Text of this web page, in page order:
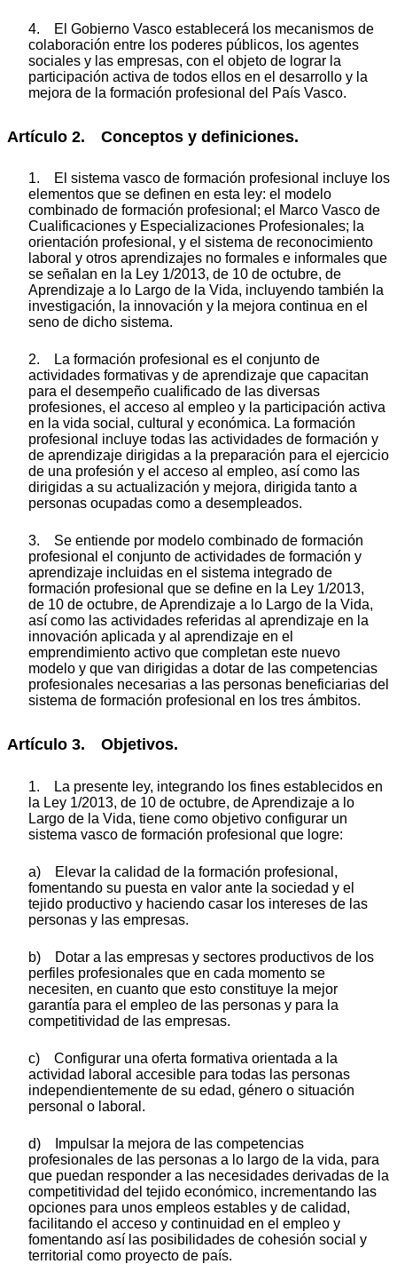
4. El Gobierno Vasco establecerá los mecanismos de
colaboración entre los poderes públicos, los agentes
sociales y las empresas, con el objeto de lograr la
participación activa de todos ellos en el desarrollo y la
mejora de la formación profesional del País Vasco.
Artículo 2. Conceptos y definiciones.
1. El sistema vasco de formación profesional incluye los
elementos que se definen en esta ley: el modelo
combinado de formación profesional; el Marco Vasco de
Cualificaciones y Especializaciones Profesionales; la
orientación profesional, y el sistema de reconocimiento
laboral y otros aprendizajes no formales e informales que
se señalan en la Ley 1/2013, de 10 de octubre, de
Aprendizaje a lo Largo de la Vida, incluyendo también la
investigación, la innovación y la mejora continua en el
seno de dicho sistema.
2. La formación profesional es el conjunto de
actividades formativas y de aprendizaje que capacitan
para el desempeño cualificado de las diversas
profesiones, el acceso al empleo y la participación activa
en la vida social, cultural y económica. La formación
profesional incluye todas las actividades de formación y
de aprendizaje dirigidas a la preparación para el ejercicio
de una profesión y el acceso al empleo, así como las
dirigidas a su actualización y mejora, dirigida tanto a
personas ocupadas como a desempleados.
3. Se entiende por modelo combinado de formación
profesional el conjunto de actividades de formación y
aprendizaje incluidas en el sistema integrado de
formación profesional que se define en la Ley 1/2013,
de 10 de octubre, de Aprendizaje a lo Largo de la Vida,
así como las actividades referidas al aprendizaje en la
innovación aplicada y al aprendizaje en el
emprendimiento activo que completan este nuevo
modelo y que van dirigidas a dotar de las competencias
profesionales necesarias a las personas beneficiarias del
sistema de formación profesional en los tres ámbitos.
Artículo 3. Objetivos.
1. La presente ley, integrando los fines establecidos en
la Ley 1/2013, de 10 de octubre, de Aprendizaje a lo
Largo de la Vida, tiene como objetivo configurar un
sistema vasco de formación profesional que logre:
a) Elevar la calidad de la formación profesional,
fomentando su puesta en valor ante la sociedad y el
tejido productivo y haciendo casar los intereses de las
personas y las empresas.
b) Dotar a las empresas y sectores productivos de los
perfiles profesionales que en cada momento se
necesiten, en cuanto que esto constituye la mejor
garantía para el empleo de las personas y para la
competitividad de las empresas.
c) Configurar una oferta formativa orientada a la
actividad laboral accesible para todas las personas
independientemente de su edad, género o situación
personal o laboral.
d) Impulsar la mejora de las competencias
profesionales de las personas a lo largo de la vida, para
que puedan responder a las necesidades derivadas de la
competitividad del tejido económico, incrementando las
opciones para unos empleos estables y de calidad,
facilitando el acceso y continuidad en el empleo y
fomentando así las posibilidades de cohesión social y
territorial como proyecto de país.